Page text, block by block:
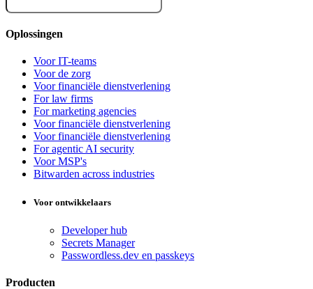
Oplossingen
Voor IT-teams
Voor de zorg
Voor financiële dienstverlening
For law firms
For marketing agencies
Voor financiële dienstverlening
Voor financiële dienstverlening
For agentic AI security
Voor MSP's
Bitwarden across industries
Voor ontwikkelaars
Developer hub
Secrets Manager
Passwordless.dev en passkeys
Producten